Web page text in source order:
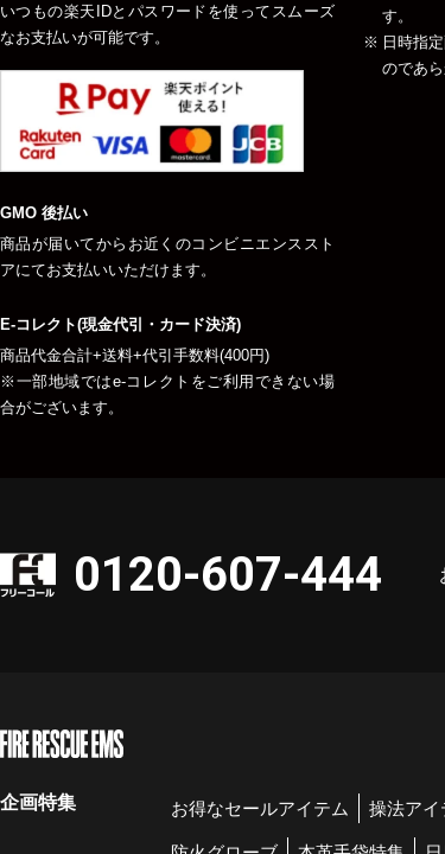
いつもの楽天IDとパスワードを使ってスムーズ
なお支払いが可能です。
GMO 後払い
商品が届いてからお近くのコンビニエンススト
アにてお支払いいただけます。
E-コレクト(現金代引・カード決済)
商品代金合計+送料+代引手数料(400円)
※一部地域ではe-コレクトをご利用できない場
合がございます。
す。
日時指
のであ
0120-607-444
企画特集 お得なセールアイテム 操法アイ